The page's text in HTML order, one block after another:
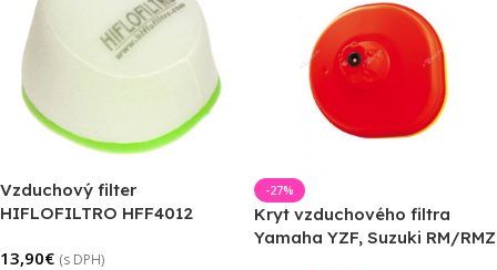
Vzduchový filter
HIFLOFILTRO HFF4012
13,90€ (s DPH)
-27%
Kryt vzduchového filtra
Yamaha YZF, Suzuki RM/RMZ